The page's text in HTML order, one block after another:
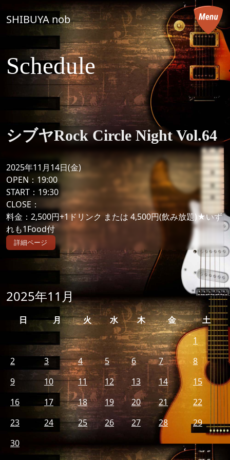
コンテンツへスキップ
メインナビゲーション
SHIBUYA nob
Schedule
シブヤRock Circle Night Vol.64
2025年11月14日(金)
OPEN：19:00
START：19:30
CLOSE：
料金：2,500円+1ドリンク または 4,500円(飲み放題)★いず
れも1Food付
詳細ページ
2025年11月
日 月 火 水 木 金 土
1
2
3 4 5 6 7
8
9
10 11 12 13 14
15
16
17 18 19 20 21
22
23
24 25 26 27 28
29
30